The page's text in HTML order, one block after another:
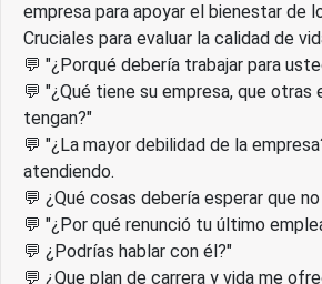
empresa para apoyar el bienestar de
Cruciales para evaluar la calidad de
💬 "¿Porqué debería trabajar para
💬 "¿Qué tiene su empresa, que otras
tengan?"
💬 "¿La mayor debilidad de la
atendiendo.
💬 ¿Qué cosas debería esperar que
💬 "¿Por qué renunció tu último
💬 ¿Podrías hablar con él?"
💬 ¿Que plan de carrera y vida me